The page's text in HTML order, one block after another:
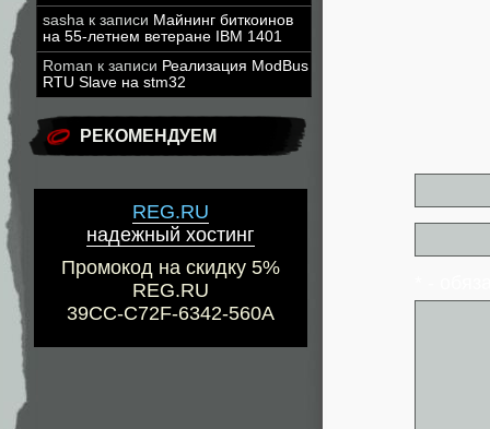
sasha к записи Майнинг биткоинов
на 55-летнем ветеране IBM 1401
Roman к записи Реализация ModBus
RTU Slave на stm32
РЕКОМЕНДУЕМ
REG.RU
надежный хостинг
Промокод на скидку 5%
REG.RU
39CC-C72F-6342-560A